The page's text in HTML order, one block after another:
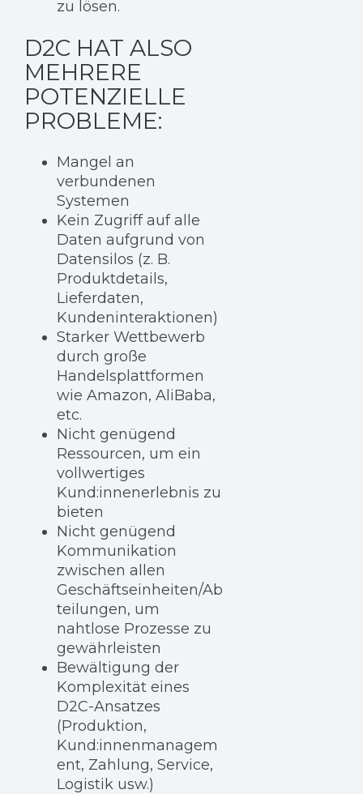
zu lösen.
D2C HAT ALSO
MEHRERE
POTENZIELLE
PROBLEME:
Mangel an
verbundenen
Systemen
Kein Zugriff auf alle
Daten aufgrund von
Datensilos (z. B.
Produktdetails,
Lieferdaten,
Kundeninteraktionen)
Starker Wettbewerb
durch große
Handelsplattformen
wie Amazon, AliBaba,
etc.
Nicht genügend
Ressourcen, um ein
vollwertiges
Kund:innenerlebnis zu
bieten
Nicht genügend
Kommunikation
zwischen allen
Geschäftseinheiten/Ab
teilungen, um
nahtlose Prozesse zu
gewährleisten
Bewältigung der
Komplexität eines
D2C-Ansatzes
(Produktion,
Kund:innenmanagem
ent, Zahlung, Service,
Logistik usw.)